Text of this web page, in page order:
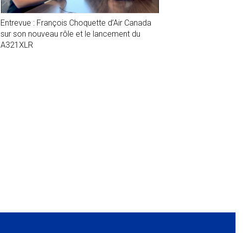
Entrevue : François Choquette d’Air Canada
sur son nouveau rôle et le lancement du
A321XLR